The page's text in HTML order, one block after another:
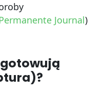
Journal)